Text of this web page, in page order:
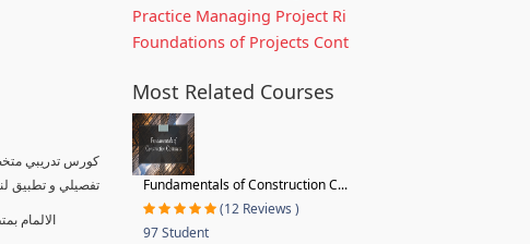
كورس تدريبي
تفصيلي و تطبيق لنظام
الالمام
Practice Managing Project Ri
Foundations of Projects Cont
Most Related Courses
Fundamentals of Construction C...
(12 Reviews )
97 Student